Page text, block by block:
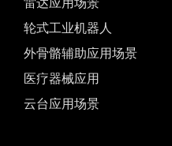
轮式工业机器人
外骨骼辅助应用场景
医疗器械应用
云台应用场景